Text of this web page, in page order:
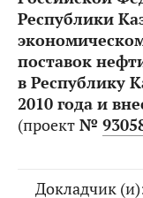
Республики
поставок
в Республику
2010 года и
(проект №
Докладчик